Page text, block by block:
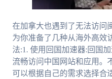
在加拿大也遇到了无法访问
为你准备了几种从海外高效
法:1. 使用回国加速器:回国
流畅访问中国网站和应用。
可以根据自己的需求选择合